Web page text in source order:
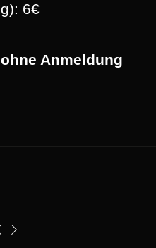
g): 6€
ohne Anmeldung